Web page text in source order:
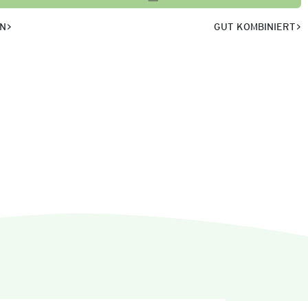
GUT KOMBINIERT